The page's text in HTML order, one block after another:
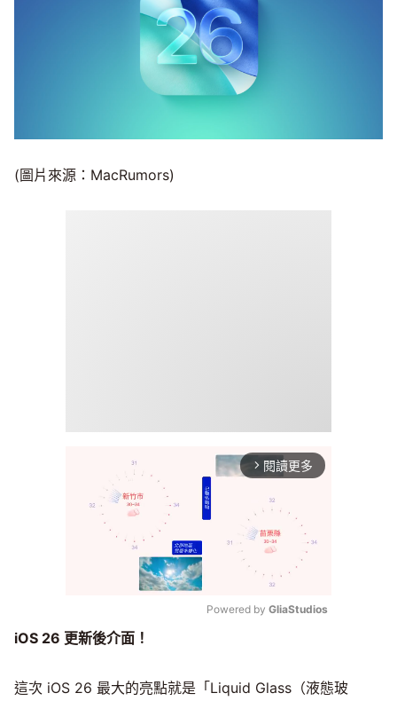
(圖片來源：MacRumors)
arrow_forward_ios 閱讀更多
Powered by GliaStudios
iOS 26 更新後介面！
這次 iOS 26 最大的亮點就是「Liquid Glass（液態玻